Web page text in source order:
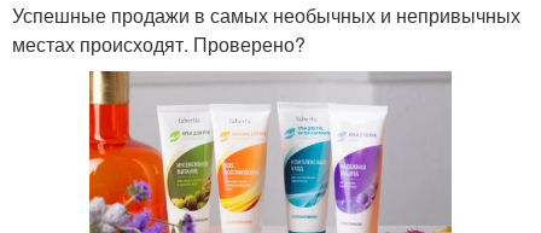
Успешные продажи в самых необычных и непривычных
местах происходят. Проверено?